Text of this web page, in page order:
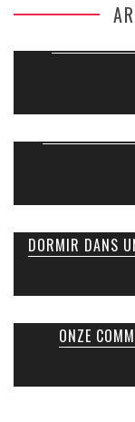
DORMIR DANS
ONZE